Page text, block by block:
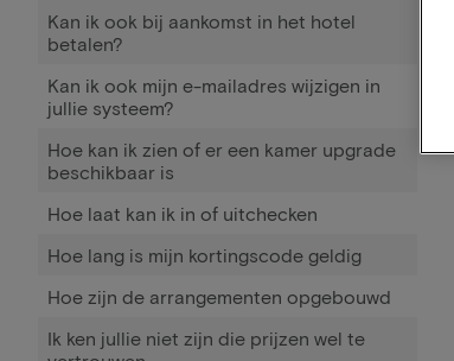
Kan ik ook bij aankomst in het hotel
betalen?
Kan ik ook mijn e-mailadres wijzigen in
jullie systeem?
Hoe kan ik zien of er een kamer upgrade
beschikbaar is
Hoe laat kan ik in of uitchecken
Hoe lang is mijn kortingscode geldig
Hoe zijn de arrangementen opgebouwd
Ik ken jullie niet zijn die prijzen wel te